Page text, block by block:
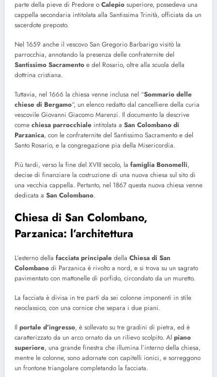
parte della pieve di Predore o Calepio superiore, possedeva una
cappella secondaria intitolata alla Santissima Trinità, officiata da un
sacerdote preposto.
Nel 1659 anche il vescovo San Gregorio Barbarigo visitò la
parrocchia, annotando la presenza delle confraternite del
Santissimo Sacramento e del Rosario, oltre alla scuola della
dottrina cristiana.
Tuttavia, nel 1666 la chiesa venne inclusa nel “Sommario delle
chiese di Bergamo“, un elenco redatto dal cancelliere della curia
vescovile Giovanni Giacomo Marenzi. Il documento la descrive
come chiesa parrocchiale intitolata a San Colombano di
Parzanica, con le confraternite del Santissimo Sacramento e del
Santo Rosario, e la congregazione pia della Misericordia.
Più tardi, verso la fine del XVIII secolo, la famiglia Bonomelli,
decise di finanziare la costruzione di una nuova chiesa sul sito di
una vecchia cappella. Pertanto, nel 1867 questa nuova chiesa venne
dedicata a San Colombano.
Chiesa di San Colombano,
Parzanica: l’architettura
L’esterno della facciata principale della Chiesa di San
Colombano di Parzanica è rivolto a nord, e si trova su un sagrato
pavimentato con mattonelle di porfido, circondato da un muretto.
La facciata è divisa in tre parti da sei colonne imponenti in stile
neoclassico, con una cornice che separa i due piani.
Il portale d’ingresso, è sollevato su tre gradini di pietra, ed è
caratterizzato da un arco ornato da un rilievo scolpito. Al piano
superiore, una grande finestra che illumina l’interno della chiesa,
mentre le colonne, sono adornate con capitelli ionici, e sorreggono
un frontone triangolare completando la facciata.